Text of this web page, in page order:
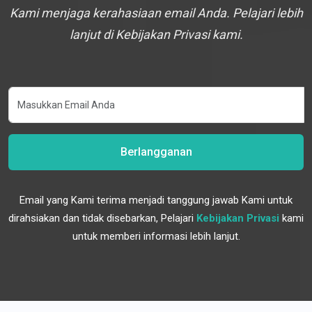
Kami menjaga kerahasiaan email Anda. Pelajari lebih
lanjut di Kebijakan Privasi kami.
Berlangganan
Email yang Kami terima menjadi tanggung jawab Kami untuk
dirahsiakan dan tidak disebarkan, Pelajari Kebijakan Privasi kami
untuk memberi informasi lebih lanjut.